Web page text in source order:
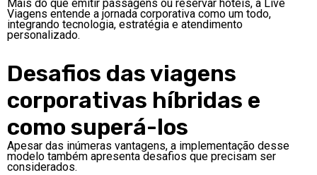
Mais do que emitir passagens ou reservar hotéis, a Live
Viagens entende a jornada corporativa como um todo,
integrando tecnologia, estratégia e atendimento
personalizado.
Desafios das viagens
corporativas híbridas e
como superá-los
Apesar das inúmeras vantagens, a implementação desse
modelo também apresenta desafios que precisam ser
considerados.